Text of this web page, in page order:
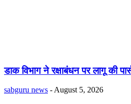
डाक विभाग ने रक्षाबंधन पर लागू की
sabguru news - August 5, 2026